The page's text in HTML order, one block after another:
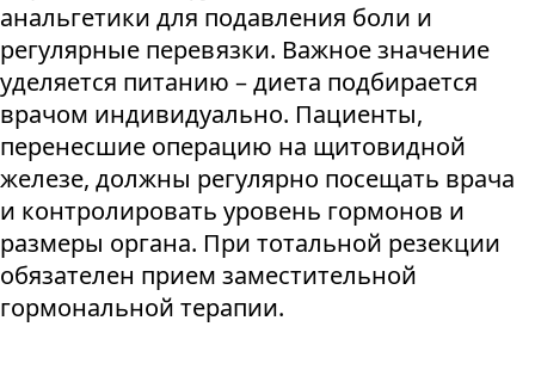
анальгетики для подавления боли и
регулярные перевязки. Важное значение
уделяется питанию – диета подбирается
врачом индивидуально. Пациенты,
перенесшие операцию на щитовидной
железе, должны регулярно посещать врача
и контролировать уровень гормонов и
размеры органа. При тотальной резекции
обязателен прием заместительной
гормональной терапии.